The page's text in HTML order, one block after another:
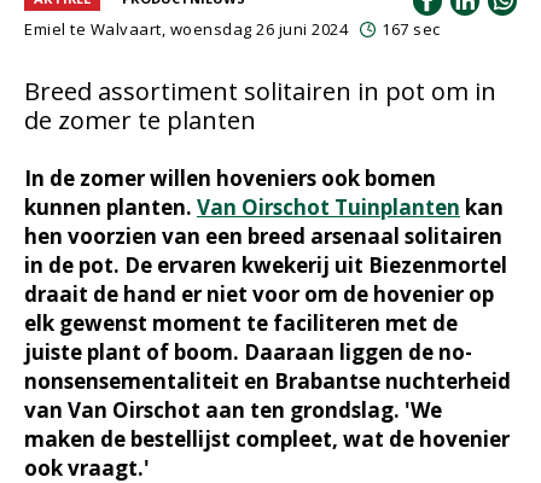
Emiel te Walvaart, woensdag 26 juni 2024 167 sec
Breed assortiment solitairen in pot om in
de zomer te planten
In de zomer willen hoveniers ook bomen
kunnen planten. Van Oirschot Tuinplanten kan
hen voorzien van een breed arsenaal solitairen
in de pot. De ervaren kwekerij uit Biezenmortel
draait de hand er niet voor om de hovenier op
elk gewenst moment te faciliteren met de
juiste plant of boom. Daaraan liggen de no-
nonsensementaliteit en Brabantse nuchterheid
van Van Oirschot aan ten grondslag. 'We
maken de bestellijst compleet, wat de hovenier
ook vraagt.'